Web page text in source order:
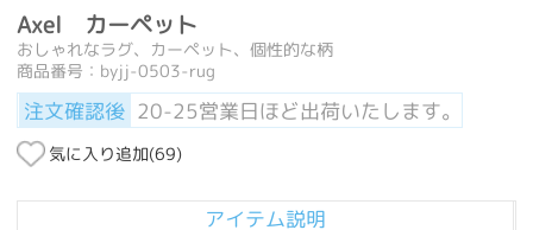
Axel カーペット
おしゃれなラグ、カーペット、個性的な柄
商品番号：byjj-0503-rug
注文確認後 20-25営業日ほど出荷いたします。
気に入り追加(69)
アイテム説明